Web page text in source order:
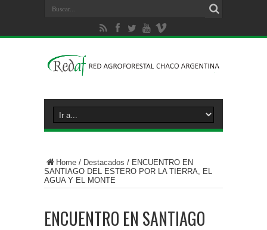
Home / Destacados / ENCUENTRO EN
SANTIAGO DEL ESTERO POR LA TIERRA, EL
AGUA Y EL MONTE
ENCUENTRO EN SANTIAGO